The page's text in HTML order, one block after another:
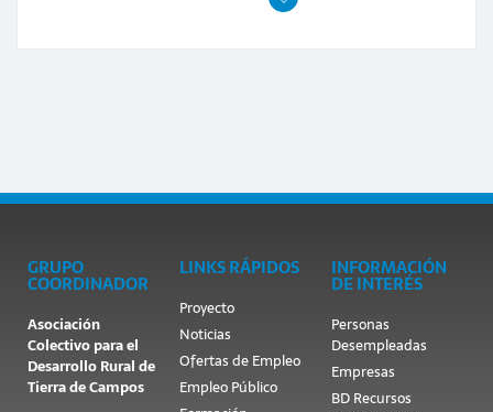
GRUPO
COORDINADOR
Asociación
Colectivo para el
Desarrollo Rural de
Tierra de Campos
LINKS RÁPIDOS
Proyecto
Noticias
Ofertas de Empleo
Empleo Público
INFORMACIÓN
DE INTERÉS
Personas
Desempleadas
Empresas
BD Recursos